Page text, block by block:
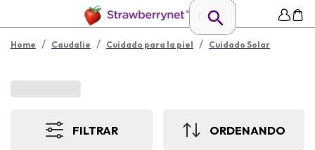
Home / Caudalie / Cuidado para la piel / Cuidado Solar
FILTRAR ORDENANDO